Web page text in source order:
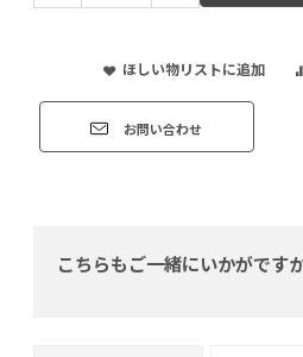
ほしい物リストに追加
お問い合わせ
こちらもご一緒にいかがです